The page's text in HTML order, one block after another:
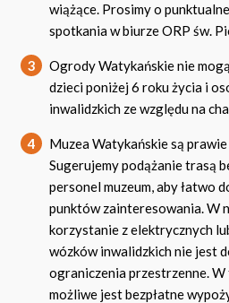
wiążące. Prosimy o
spotkania w biurze ORP św.
3
Ogrody Watykańskie nie
dzieci poniżej 6 roku życia i
inwalidzkich ze względu na
4
Muzea Watykańskie są
Sugerujemy podążanie trasą
personel muzeum, aby łatwo
punktów zainteresowania. W
korzystanie z elektrycznych
wózków inwalidzkich nie jest
ograniczenia przestrzenne.
możliwe jest bezpłatne